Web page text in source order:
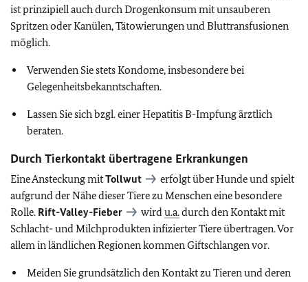
ist prinzipiell auch durch Drogenkonsum mit unsauberen
Spritzen oder Kanülen, Tätowierungen und Bluttransfusionen
möglich.
Verwenden Sie stets Kondome, insbesondere bei
Gelegenheitsbekanntschaften.
Lassen Sie sich bzgl. einer Hepatitis B-Impfung ärztlich
beraten.
Durch Tierkontakt übertragene Erkrankungen
Eine Ansteckung mitTollwut
erfolgt über Hunde und spielt
aufgrund der Nähe dieser Tiere zu Menschen eine besondere
Rolle. Rift-Valley-Fieber wirdu.a.durch den Kontakt mit
Schlacht- und Milchprodukten infizierter Tiere übertragen. Vor
allem in ländlichen Regionen kommen Giftschlangen vor.
Meiden Sie grundsätzlich den Kontakt zu Tieren und deren